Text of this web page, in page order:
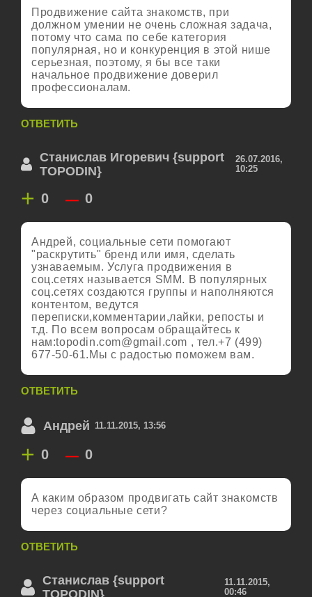
Продвижение сайта знакомств, при
должном умении не очень сложная задача,
потому что сама по себе категория
популярная, но и конкуренция в этой нише
серьезная, поэтому, я бы все таки
начальное продвижение доверил
профессионалам.
ОТВЕТИТЬ
Станислав Игоревич {support
TOPODIN}
26.07.2016,
10:25
+ 0 – 0
Андрей, социальные сети помогают
"раскрутить" бренд или имя, сделать
узнаваемым. Услуга продвижения в
соц.сетях называется SMM. В популярных
соц.сетях создаются группы и наполняются
контентом, ведутся
переписки,комментарии,лайки, репосты и
т.д. По всем вопросам обращайтесь к
нам:topodin.com@gmail.com , тел.+7 (499)
677-50-61.Мы с радостью поможем вам.
ОТВЕТИТЬ
Андрей 11.11.2015, 13:56
+ 0 – 0
А каким образом продвигать сайт знакомств
через социальные сети?
ОТВЕТИТЬ
Станислав {support
11.11.2015,
00:46